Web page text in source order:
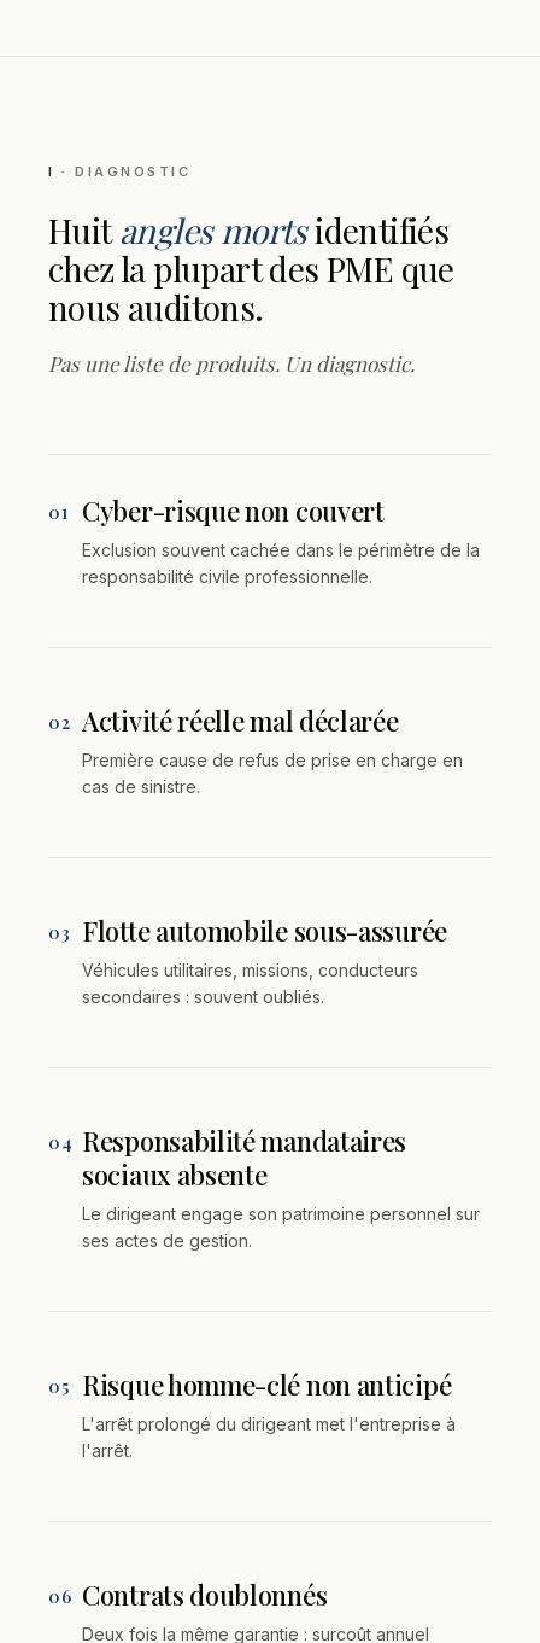
I · DIAGNOSTIC
Huitangles mortsidentifiés
chez la plupart des PME que
nous auditons.
Pas une liste de produits. Un diagnostic.
01 Cyber-risque non couvert
Exclusion souvent cachée dans le périmètre de la
responsabilité civile professionnelle.
02 Activité réelle mal déclarée
Première cause de refus de prise en charge en
cas de sinistre.
03 Flotte automobile sous-assurée
Véhicules utilitaires, missions, conducteurs
secondaires : souvent oubliés.
04 Responsabilité mandataires
sociaux absente
Le dirigeant engage son patrimoine personnel sur
ses actes de gestion.
05 Risque homme-clé non anticipé
L'arrêt prolongé du dirigeant met l'entreprise à
l'arrêt.
06 Contrats doublonnés
Deux fois la même garantie : surcoût annuel